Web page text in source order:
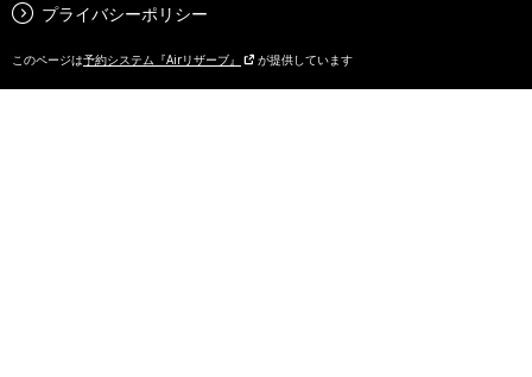
プライバシーポリシー
このページは予約システム『Airリザーブ』 が提供しています